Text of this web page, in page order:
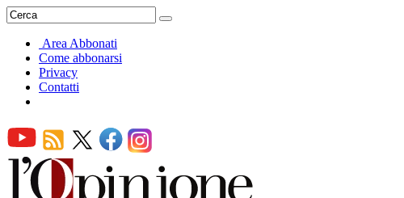
Area Abbonati
Come abbonarsi
Privacy
Contatti